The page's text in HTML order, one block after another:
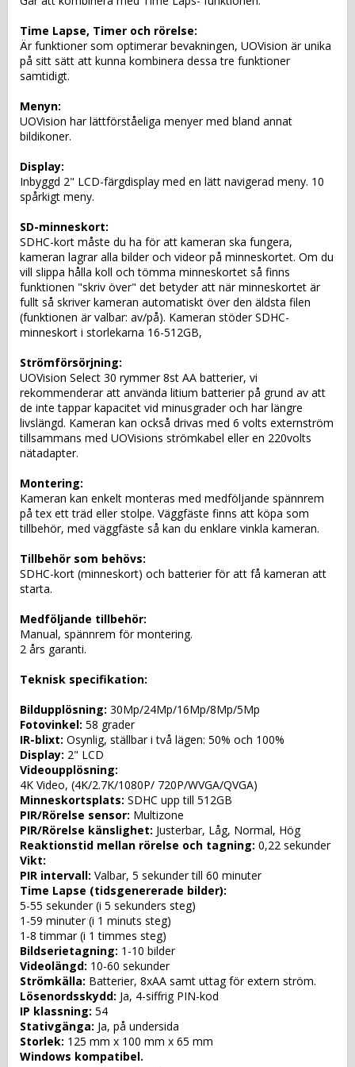
Time Lapse, Timer och rörelse:
Är funktioner som optimerar bevakningen, UOVision är unika
på sitt sätt att kunna kombinera dessa tre funktioner
samtidigt.
Menyn:
UOVision har lättförståeliga menyer med bland annat
bildikoner.
Display:
Inbyggd 2" LCD-färgdisplay med en lätt navigerad meny. 10
spårkigt meny.
SD-minneskort:
SDHC-kort måste du ha för att kameran ska fungera,
kameran lagrar alla bilder och videor på minneskortet. Om du
vill slippa hålla koll och tömma minneskortet så finns
funktionen "skriv över" det betyder att när minneskortet är
fullt så skriver kameran automatiskt över den äldsta filen
(funktionen är valbar: av/på). Kameran stöder SDHC-
minneskort i storlekarna 16-512GB,
Strömförsörjning:
UOVision Select 30 rymmer 8st AA batterier, vi
rekommenderar att använda litium batterier på grund av att
de inte tappar kapacitet vid minusgrader och har längre
livslängd. Kameran kan också drivas med 6 volts externström
tillsammans med UOVisions strömkabel eller en 220volts
nätadapter.
Montering:
Kameran kan enkelt monteras med medföljande spännrem
på tex ett träd eller stolpe. Väggfäste finns att köpa som
tillbehör, med väggfäste så kan du enklare vinkla kameran.
Tillbehör som behövs:
SDHC-kort (minneskort) och batterier för att få kameran att
starta.
Medföljande tillbehör:
Manual, spännrem för montering.
2 års garanti.
Teknisk specifikation:
Bildupplösning: 30Mp/24Mp/16Mp/8Mp/5Mp
Fotovinkel: 58 grader
IR-blixt: Osynlig, ställbar i två lägen: 50% och 100%
Display: 2" LCD
Videoupplösning:
4K Video, (4K/2.7K/1080P/ 720P/WVGA/QVGA)
Minneskortsplats: SDHC upp till 512GB
PIR/Rörelse sensor: Multizone
PIR/Rörelse känslighet: Justerbar, Låg, Normal, Hög
Reaktionstid mellan rörelse och tagning: 0,22 sekunder
Vikt:
PIR intervall: Valbar, 5 sekunder till 60 minuter
Time Lapse (tidsgenererade bilder):
5-55 sekunder (i 5 sekunders steg)
1-59 minuter (i 1 minuts steg)
1-8 timmar (i 1 timmes steg)
Bildserietagning: 1-10 bilder
Videolängd: 10-60 sekunder
Strömkälla: Batterier, 8xAA samt uttag för extern ström.
Lösenordsskydd: Ja, 4-siffrig PIN-kod
IP klassning: 54
Stativgänga: Ja, på undersida
Storlek: 125 mm x 100 mm x 65 mm
Windows kompatibel.